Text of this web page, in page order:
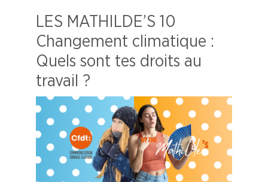
LES MATHILDE’S 10
Changement climatique :
Quels sont tes droits au
travail ?